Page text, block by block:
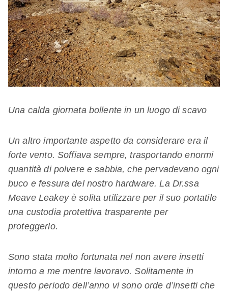
Una calda giornata bollente in un luogo di scavo
Un altro importante aspetto da considerare era il
forte vento. Soffiava sempre, trasportando enormi
quantità di polvere e sabbia, che pervadevano ogni
buco e fessura del nostro hardware. La Dr.ssa
Meave Leakey è solita utilizzare per il suo portatile
una custodia protettiva trasparente per
proteggerlo.
Sono stata molto fortunata nel non avere insetti
intorno a me mentre lavoravo. Solitamente in
questo periodo dell’anno vi sono orde d’insetti che